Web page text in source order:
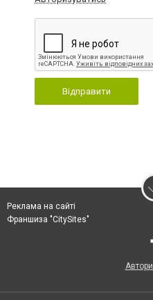
Відправити
Реклама на сайті
Франшиза "CitySites"